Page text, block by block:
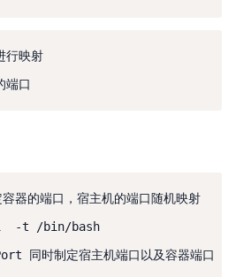
行映射
端口
的端口，宿主机的端口随机映射
-t /bin/bash
同时制定宿主机端口以及容器端口